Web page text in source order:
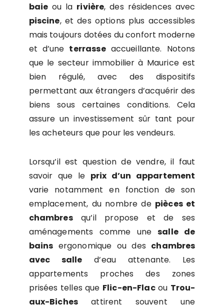
baie ou la rivière, des résidences avec
piscine, et des options plus accessibles
mais toujours dotées du confort moderne
et d’une terrasseaccueillante. Notons
que le secteur immobilier à Maurice est
bien régulé, avec des dispositifs
permettant aux étrangers d’acquérir des
biens sous certaines conditions. Cela
assure un investissement sûr tant pour
les acheteurs que pour les vendeurs.
Lorsqu’il est question de vendre, il faut
savoir que le prix d’un appartement
varie notamment en fonction de son
emplacement, du nombre de pièces et
chambresqu’il propose et de ses
aménagements comme unesalle de
bains ergonomique ou des chambres
avec salle d’eau attenante. Les
appartements proches des zones
prisées telles que Flic-en-Flacou Trou-
aux-Biches attirent souvent une